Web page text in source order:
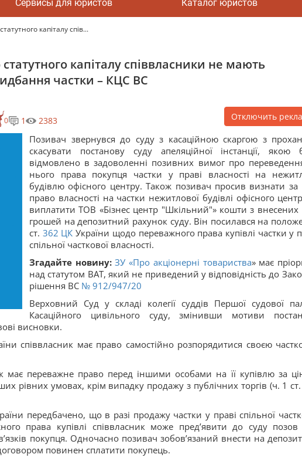
Сервисы для юристов Каталог юристов
капіталу спів...
капіталу співвласники не мають
частки – КЦС ВС
0 1 2383 Отключить
Позивач звернувся до суду з касаційною скаргою з
скасувати постанову суду апеляційної інстанції, якою
відмовлено в задоволенні позивних вимог про
нього права покупця частки у праві власності на
будівлю офісного центру. Також позивач просив визнати
право власності на частки нежитлової будівлі офісного
виплатити ТОВ «Бізнес центр "Шкільний"» кошти з
грошей на депозитний рахунок суду. Він посилався на
ст. 362 ЦК України щодо переважного права купівлі частки у
спільної часткової власності.
Згадайте новину: ЗУ «Про акціонерні товариства» має
над статутом ВАТ, який не приведений у відповідність до
рішення ВС № 912/947/20
Верховний Суд у складі колегії суддів Першої судової
Касаційного цивільного суду, змінивши мотиви
висновки.
співвласник має право самостійно розпорядитися своєю
має переважне право перед іншими особами на її купівлю за
рівних умовах, крім випадку продажу з публічних торгів (ч. 1 ст.
передбачено, що в разі продажу частки у праві спільної
права купівлі співвласник може пред’явити до суду
покупця. Одночасно позивач зобов’язаний внести на
повинен сплатити покупець.